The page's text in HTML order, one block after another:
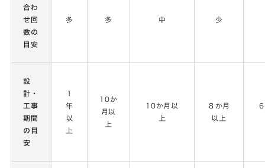
合わ
せ回
数の
目安
多 多 中 少
設
計・
工事
期間
の目
安
１
年
以
上
10か
月以
上
10か月以
上
８か月
以上